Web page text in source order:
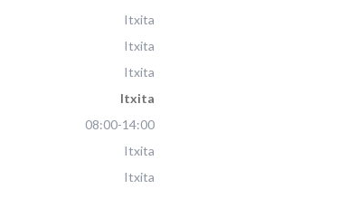
Itxita
Itxita
Itxita
Itxita
08:00-14:00
Itxita
Itxita